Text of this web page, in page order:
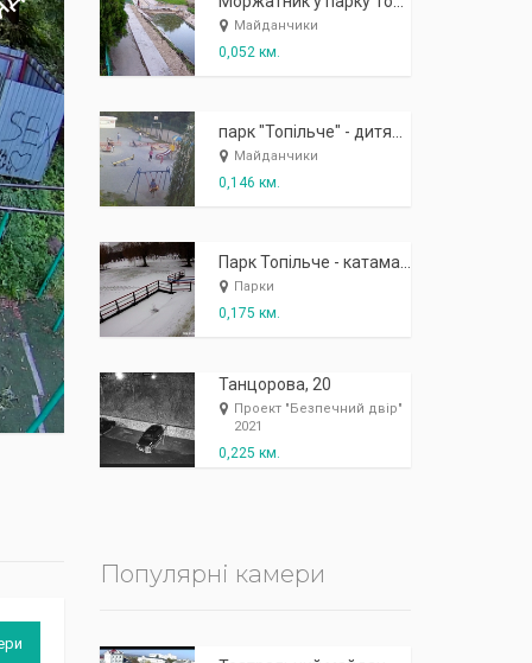
Майданчики
0,052 км.
Майданчики
0,146 км.
Парки
0,175 км.
Танцорова, 20
Проект "Безпечний двір"
2021
0,225 км.
Популярні камери